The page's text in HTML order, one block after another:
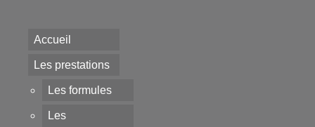
Accueil
Les prestations
Les formules
Les